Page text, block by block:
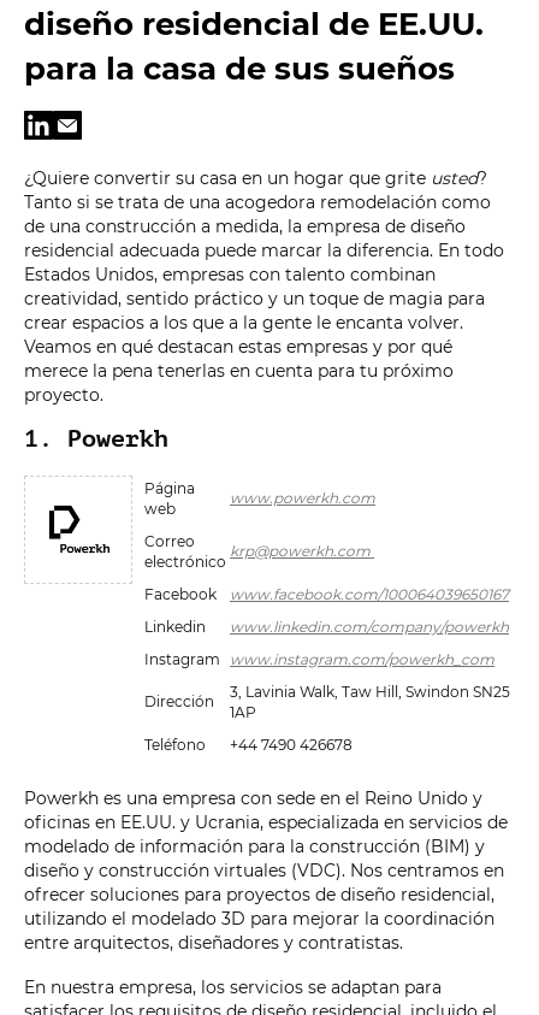
diseño residencial de EE.UU.
para la casa de sus sueños
¿Quiere convertir su casa en un hogar que grite usted?
Tanto si se trata de una acogedora remodelación como
de una construcción a medida, la empresa de diseño
residencial adecuada puede marcar la diferencia. En todo
Estados Unidos, empresas con talento combinan
creatividad, sentido práctico y un toque de magia para
crear espacios a los que a la gente le encanta volver.
Veamos en qué destacan estas empresas y por qué
merece la pena tenerlas en cuenta para tu próximo
proyecto.
1. Powerkh
Página
web
www.powerkh.com
Correo
electrónico
krp@powerkh.com
Facebook
www.facebook.com/100064039650167
Linkedin
www.linkedin.com/company/powerkh
Instagram
www.instagram.com/powerkh_com
Dirección
3, Lavinia Walk, Taw Hill, Swindon SN25
1AP
Teléfono
+44 7490 426678
Powerkh es una empresa con sede en el Reino Unido y
oficinas en EE.UU. y Ucrania, especializada en servicios de
modelado de información para la construcción (BIM) y
diseño y construcción virtuales (VDC). Nos centramos en
ofrecer soluciones para proyectos de diseño residencial,
utilizando el modelado 3D para mejorar la coordinación
entre arquitectos, diseñadores y contratistas.
En nuestra empresa, los servicios se adaptan para